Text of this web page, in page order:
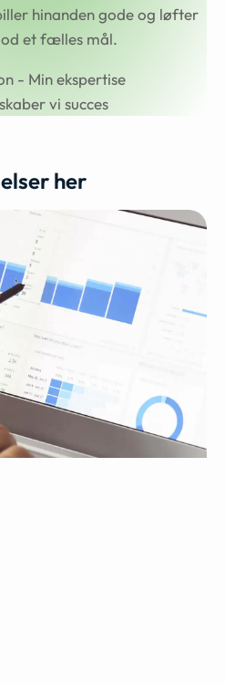
hinanden gode og løfter
et fælles mål.
- Min ekspertise
vi succes
her